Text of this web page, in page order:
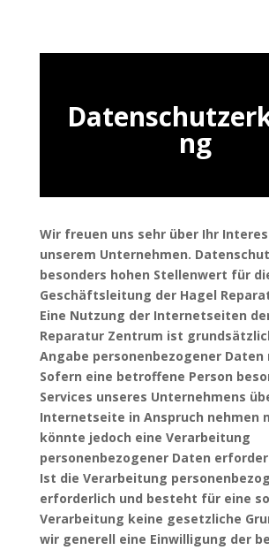
ng
Wir freuen uns sehr über Ihr
unserem Unternehmen.
besonders hohen Stellenwert für
Geschäftsleitung der Hagel
Eine Nutzung der Internetseiten
Reparatur Zentrum ist
Angabe personenbezogener Daten
Sofern eine betroffene Person
Services unseres Unternehmens
Internetseite in Anspruch nehmen
könnte jedoch eine Verarbeitung
personenbezogener Daten
Ist die Verarbeitung
erforderlich und besteht für eine
Verarbeitung keine gesetzliche
wir generell eine Einwilligung der